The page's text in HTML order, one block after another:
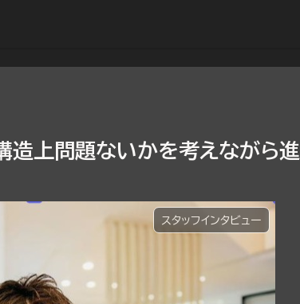
造上問題ないかを考えながら進
スタッフインタビュー